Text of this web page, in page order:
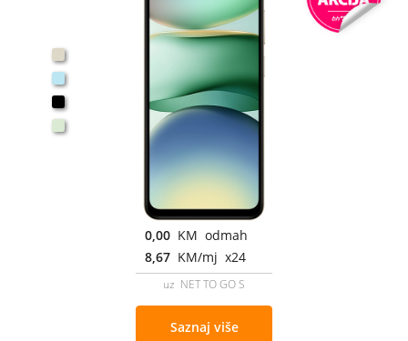
0,00 KM odmah
8,67 KM/mj x24
uz NET TO GO S
Saznaj više